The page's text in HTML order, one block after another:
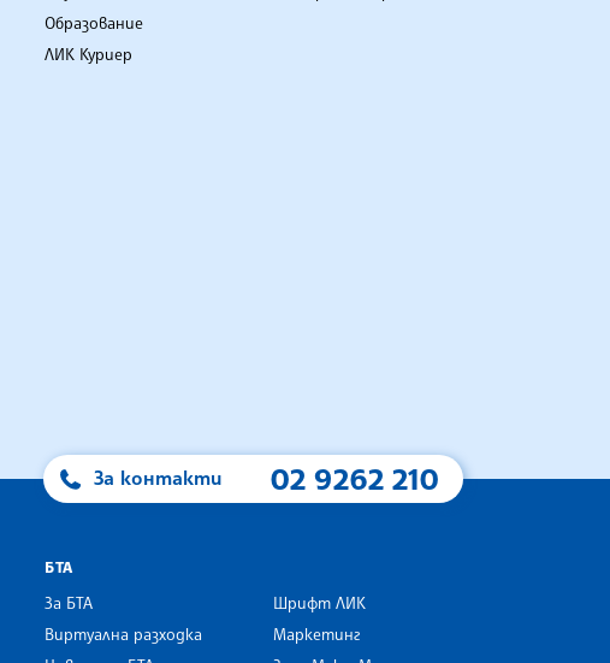
Образование
ЛИК Куриер
За контакти 02 9262 210
БТА
За БТА
Виртуална разходка
Шрифт ЛИК
Маркетинг